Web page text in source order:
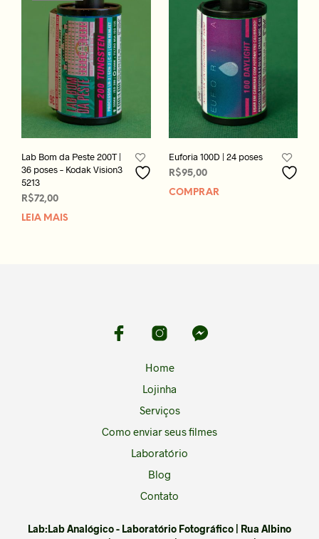
Lab Bom da Peste 200T |
36 poses – Kodak Vision3
5213
R$72,00
LEIA MAIS
Euforia 100D | 24 poses
R$95,00
COMPRAR
Home
Lojinha
Serviços
Como enviar seus filmes
Laboratório
Blog
Contato
Lab:Lab Analógico - Laboratório Fotográfico | Rua Albino